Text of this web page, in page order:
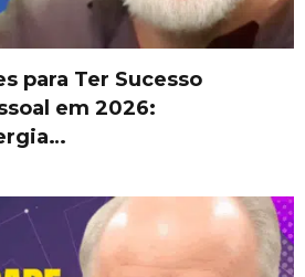
para Ter Sucesso
em 2026: